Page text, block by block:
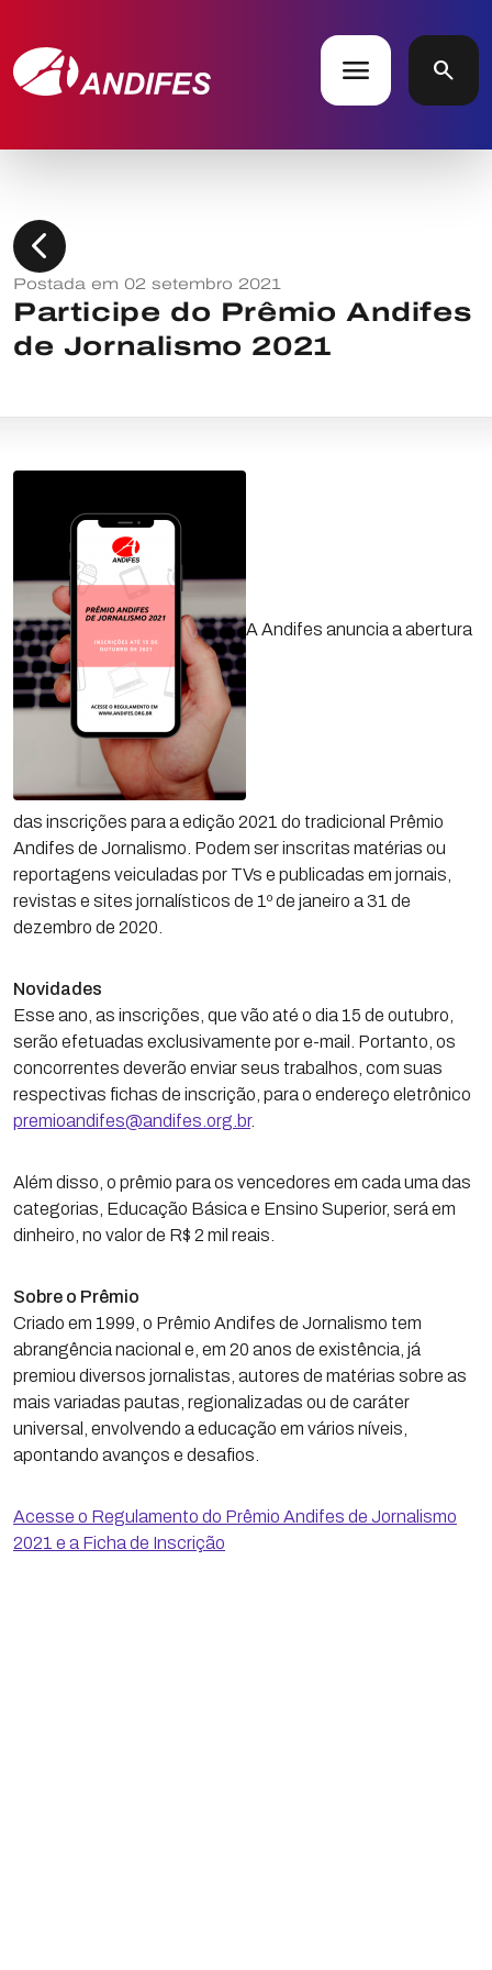
menu search
chevron_left
Postada em 02 setembro 2021
Participe do Prêmio Andifes
de Jornalismo 2021
A Andifes anuncia a abertura
das inscrições para a edição 2021 do tradicional Prêmio
Andifes de Jornalismo. Podem ser inscritas matérias ou
reportagens veiculadas por TVs e publicadas em jornais,
revistas e sites jornalísticos de 1º de janeiro a 31 de
dezembro de 2020.
Novidades
Esse ano, as inscrições, que vão até o dia 15 de outubro,
serão efetuadas exclusivamente por e-mail. Portanto, os
concorrentes deverão enviar seus trabalhos, com suas
respectivas fichas de inscrição, para o endereço eletrônico
premioandifes@andifes.org.br.
Além disso, o prêmio para os vencedores em cada uma das
categorias, Educação Básica e Ensino Superior, será em
dinheiro, no valor de R$ 2 mil reais.
Sobre o Prêmio
Criado em 1999, o Prêmio Andifes de Jornalismo tem
abrangência nacional e, em 20 anos de existência, já
premiou diversos jornalistas, autores de matérias sobre as
mais variadas pautas, regionalizadas ou de caráter
universal, envolvendo a educação em vários níveis,
apontando avanços e desafios.
Acesse o Regulamento do Prêmio Andifes de Jornalismo
2021 e a Ficha de Inscrição